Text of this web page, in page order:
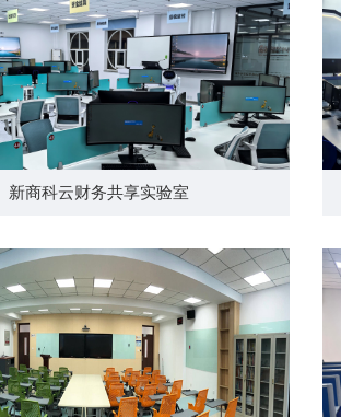
新商科云财务共享实验室